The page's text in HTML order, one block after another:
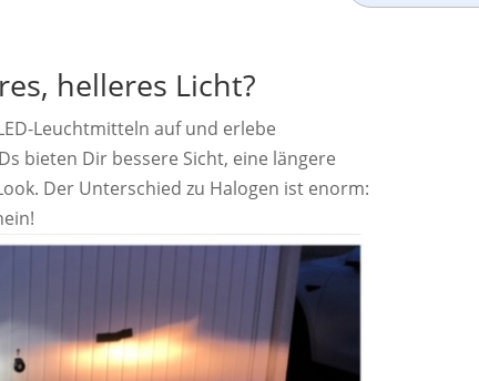
helleres Licht?
Leuchtmitteln auf und erlebe
bieten Dir bessere Sicht, eine längere
Der Unterschied zu Halogen ist enorm: